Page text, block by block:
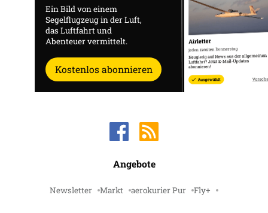
Ein Bild von einem
Segelflugzeug in der Luft,
das Luftfahrt und
Abenteuer vermittelt.
Kostenlos abonnieren
Angebote
Newsletter Markt aerokurier Pur Fly+